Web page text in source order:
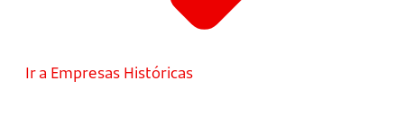
Ir a Empresas Históricas